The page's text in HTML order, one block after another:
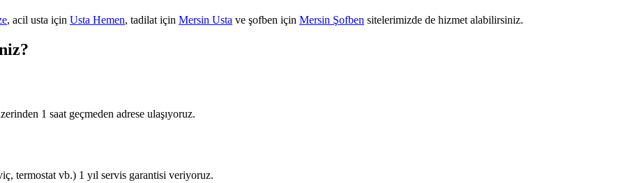
, acil usta için Usta Hemen, tadilat için Mersin Usta ve şofben için Mersin Şofben sitelerimizde de hizmet alabilirsiniz.
1 saat geçmeden adrese ulaşıyoruz.
termostat vb.) 1 yıl servis garantisi veriyoruz.